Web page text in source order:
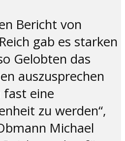
Bericht von
gab es starken
Gelobten das
auszusprechen
fast eine
zu werden“,
Michael